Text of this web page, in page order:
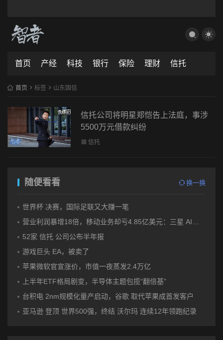
首页 产经 科技 银行 保险 理财 信托
首页 标签 山东国信
信托公司将明星郑恺告上法庭，事涉
5500万元借款纠纷
信托
随便看看 换一换
世界杯 决赛，国际足联又大赚一笔
营业利润暴增18倍，移动业务却亏4.85亿美元：三星 AI红利的另一面
52家 信托 公司公布半年报
游戏巨头 EA，被卖了
苹果微软官宣涨价，市值一夜蒸发2.4万亿
上半年ETF格局剧变，半导体主题包揽“翻倍基”
台积电 2nm规模化量产启动，谷歌 取代苹果成首发客户
亚马逊 登顶 世界500强，终结 沃尔玛 连续12年领跑纪录